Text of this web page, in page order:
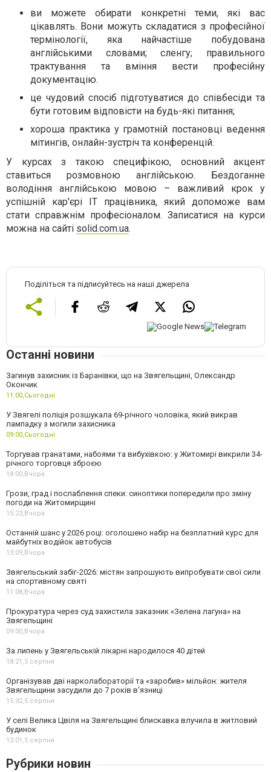
ви можете обирати конкретні теми, які вас
цікавлять. Вони можуть складатися з професійної
термінології, яка найчастіше побудована
англійськими словами; сленгу; правильного
трактування та вміння вести професійну
документацію.
це чудовий спосіб підготуватися до співбесіди та
бути готовим відповісти на будь-які питання;
хороша практика у грамотній постановці ведення
мітингів, онлайн-зустріч та конференцій.
У курсах з такою специфікою, основний акцент
ставиться розмовною англійською. Бездоганне
володіння англійською мовою – важливий крок у
успішній кар'єрі IT працівника, який допоможе вам
стати справжнім професіоналом. Записатися на курси
можна на сайті solid.com.ua.
Поділіться та підписуйтесь на наші джерела
Останні новини
Загинув захисник із Баранівки, що на Звягельщині, Олександр
Окончик
11:00,Сьогодні
У Звягелі поліція розшукала 69-річного чоловіка, який викрав
лампадку з могили захисника
09:00,Сьогодні
Торгував гранатами, набоями та вибухівкою: у Житомирі викрили 34-
річного торговця зброєю
18:00, Вчора
Грози, град і послаблення спеки: синоптики попередили про зміну
погоди на Житомирщині
15:23, Вчора
Останній шанс у 2026 році: оголошено набір на безплатний курс для
майбутніх водійок автобусів
13:09, Вчора
Звягельський забіг-2026: містян запрошують випробувати свої сили
на спортивному святі
11:08, Вчора
Прокуратура через суд захистила заказник «Зелена лагуна» на
Звягельщині
09:00, Вчора
За липень у Звягельській лікарні народилося 40 дітей
18:21,5 серпня
Організував дві нарколабораторії та «заробив» мільйон: жителя
Звягельщини засудили до 7 років в'язниці
15:32,5 серпня
У селі Велика Цвіля на Звягельщині блискавка влучила в житловий
будинок
13:01,5 серпня
Рубрики новин